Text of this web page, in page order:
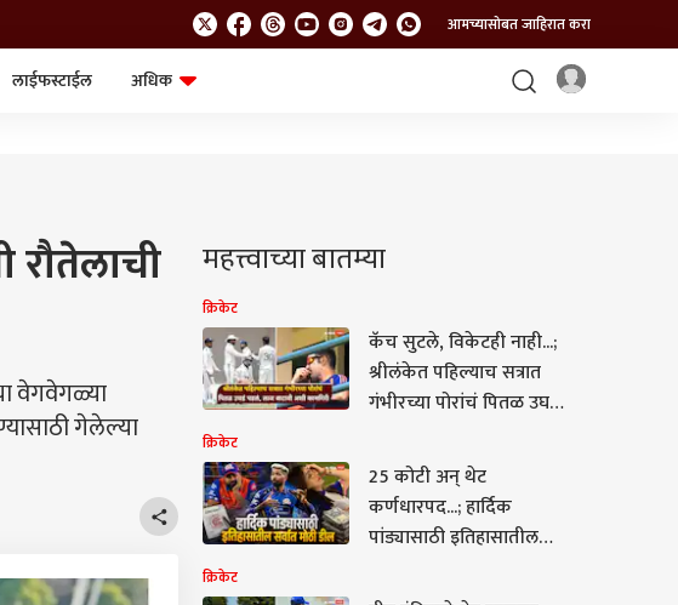
आमच्यासोबत जाहिरात करा
लाईफस्टाईल
अधिक
रौतेलाची
वेगवेगळ्या
गेलेल्या
महत्त्वाच्या बातम्या
क्रिकेट
कॅच सुटले, विकेटही नाही...;
श्रीलंकेत पहिल्याच सत्रात
गंभीरच्या पोरांचं पितळ उघडं
कामगिरी
क्रिकेट
25 कोटी अन् थेट
कर्णधारपद...; हार्दिक
पांड्यासाठी इतिहासातील
संघाने दिली ऑफर?, सगळेच
क्रिकेट